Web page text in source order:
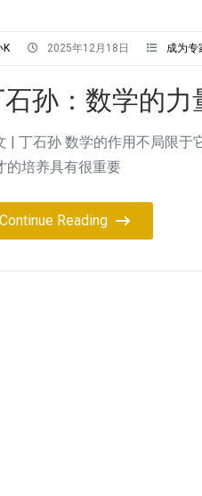
K 2025年12月18日 成为专
孙：数学的力
| 丁石孙 数学的作用不局限于
的培养具有很重要
Continue Reading